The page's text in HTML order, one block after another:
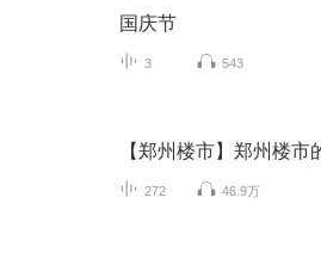
国庆节
3 543
【郑州楼市】郑州楼市
272 46.9万